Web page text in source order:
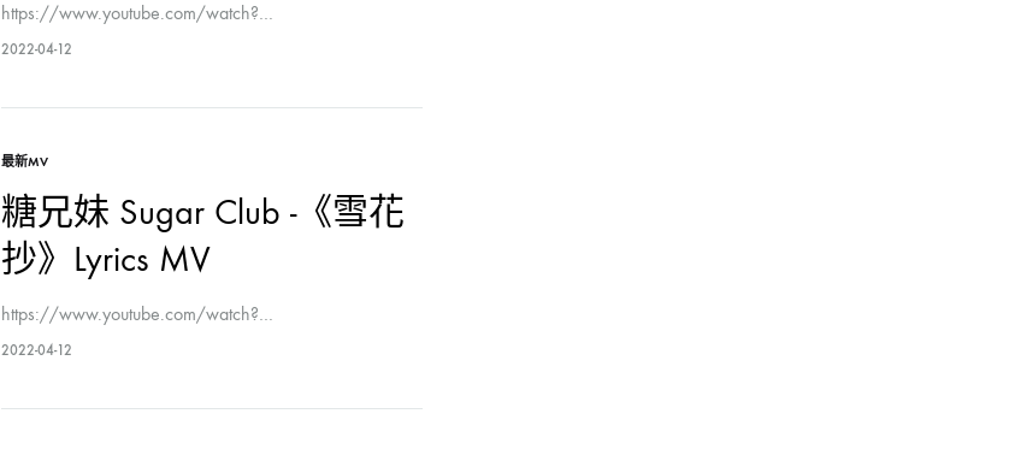
https://www.youtube.com/watch?…
2022-04-12
最新MV
糖兄妹 Sugar Club -《雪花
抄》Lyrics MV
https://www.youtube.com/watch?…
2022-04-12